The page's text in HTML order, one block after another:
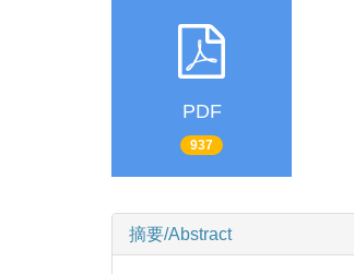
PDF
937
摘要/Abstract